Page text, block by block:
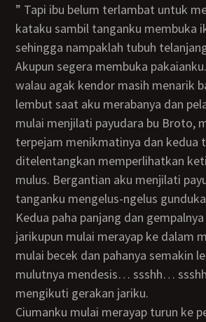
” Tapi ibu belum terlambat untuk
kataku sambil tanganku membuka
sehingga nampaklah tubuh
Akupun segera membuka pakaianku. Payudarnya
walau agak kendor masih menarik
lembut saat aku merabanya dan
mulai menjilati payudara bu Broto,
terpejam menikmatinya dan kedua
ditelentangkan memperlihatkan
mulus. Bergantian aku menjilati
tanganku mengelus-ngelus
Kedua paha panjang dan gempalnya mulai dibuka dan
jarikupun mulai merayap ke dalam
mulai becek dan pahanya semakin
mulutnya mendesis… ssshh…
mengikuti gerakan jariku.
Ciumanku mulai merayap turun ke perutnya…